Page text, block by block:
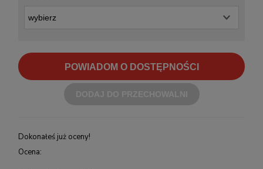
POWIADOM O DOSTĘPNOŚCI
Dokonałeś już oceny!
Ocena: